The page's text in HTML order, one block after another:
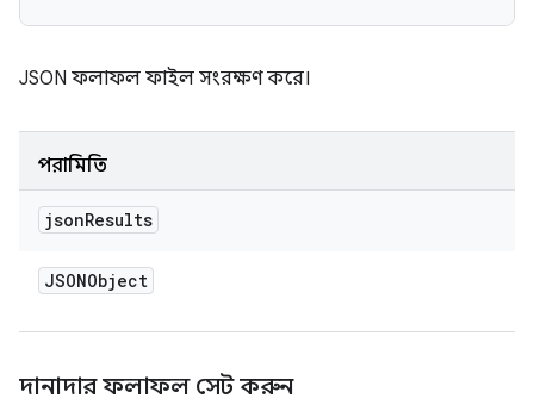
JSON ফলাফল ফাইল সংরক্ষণ করে।
পরামিতি
jsonResults
JSONObject
দানাদার ফলাফল সেট করুন